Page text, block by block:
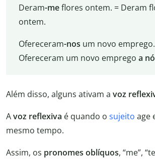
Deram-meflores ontem. = Deram
ontem.
Ofereceram-nos um novo
Ofereceram um novo emprego a
Além disso, alguns ativam a voz
Avoz reflexiva é quando o sujeito age
mesmo tempo.
Assim, os pronomes oblíquos, “me”,